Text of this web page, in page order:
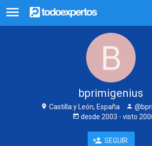
bprimigenius
Castilla y León, España
desde 2003 - visto
SEGUIR